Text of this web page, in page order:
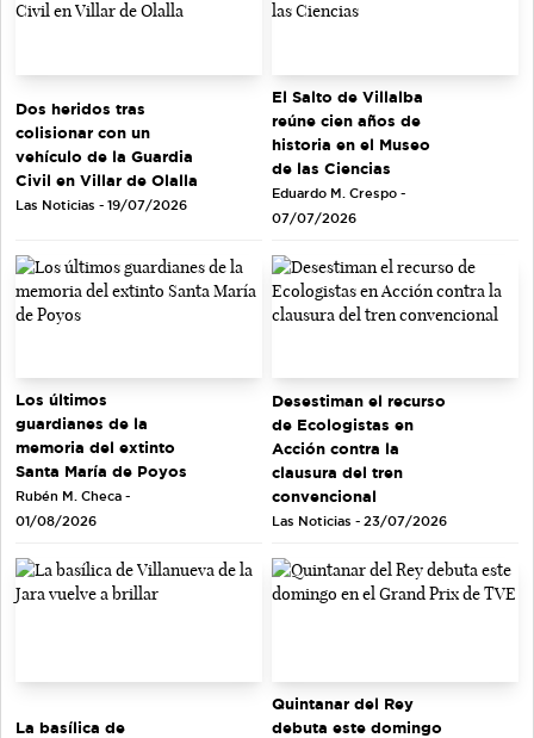
Dos heridos tras
colisionar con un
vehículo de la Guardia
Civil en Villar de Olalla
Las Noticias - 19/07/2026
El Salto de Villalba
reúne cien años de
historia en el Museo
de las Ciencias
Eduardo M. Crespo -
07/07/2026
Los últimos
guardianes de la
memoria del extinto
Santa María de Poyos
Rubén M. Checa -
01/08/2026
Desestiman el recurso
de Ecologistas en
Acción contra la
clausura del tren
convencional
Las Noticias - 23/07/2026
La basílica de
Quintanar del Rey
debuta este domingo